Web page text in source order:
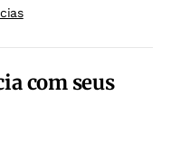
com seus